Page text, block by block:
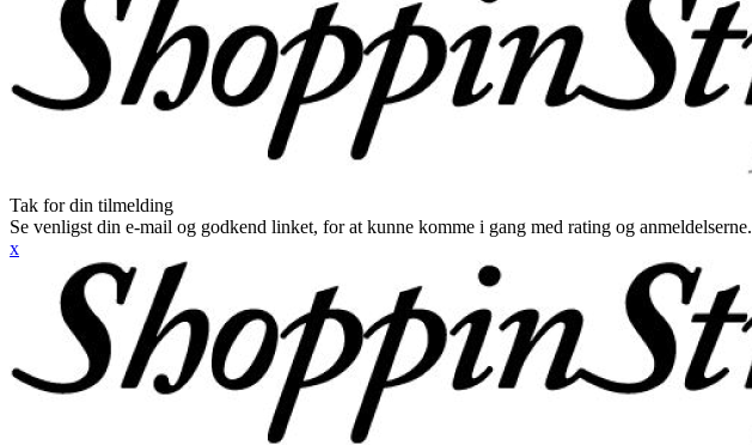
Tak for din tilmelding
Se venligst din e-mail og godkend linket, for at kunne komme i gang med rating og anmeldelserne.
x